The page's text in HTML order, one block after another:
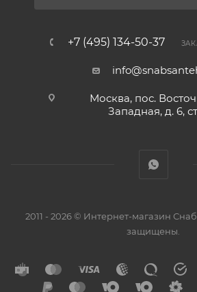
+7 (495) 134-50-37
Москва, пос.
Западная, д. 6,
2011 - 2026 © Интернет-магазин
защищены.